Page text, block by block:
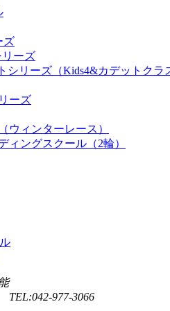
ズ
ーズ
シリーズ（Kids4&カデットクラ
ーズ
ウィンターレース）
ィングスクール（2輪）
977-3066